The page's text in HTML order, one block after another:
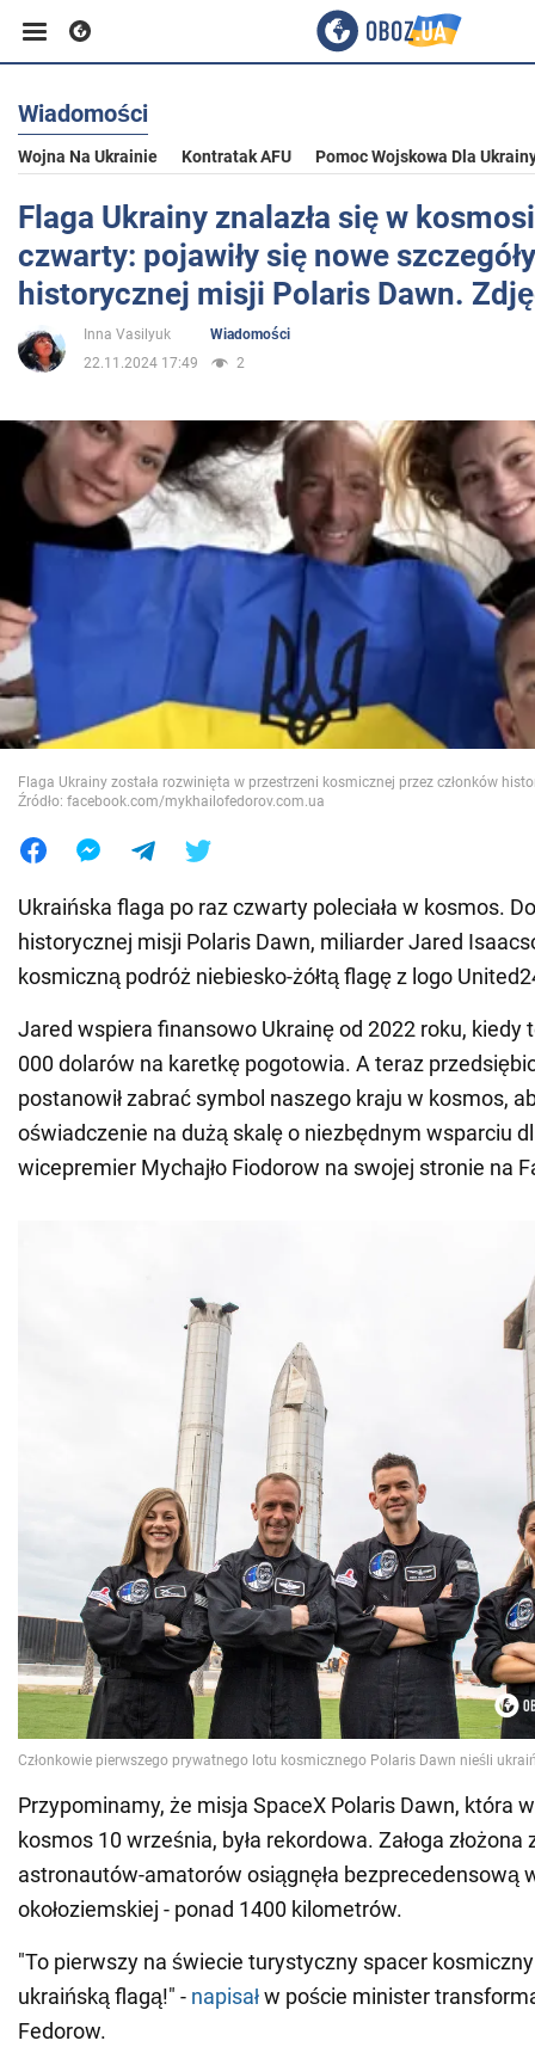
Biznes
Sport
Rozrywka
Życie
Polityka
Społeczeństwo
Wojna na Ukrainie
Świat
Jedzenie
Wiadomości
Wojna Na Ukrainie Kontratak AFU Pomoc Wojskowa Dla
Flaga Ukrainy znalazła się w
czwarty: pojawiły się nowe szczegóły
historycznej misji Polaris Dawn.
Inna Vasilyuk
Wiadomości
22.11.2024 17:49
2
Flaga Ukrainy została rozwinięta w przestrzeni kosmicznej przez członków
Źródło: facebook.com/mykhailofedorov.com.ua
Ukraińska flaga po raz czwarty poleciała w kosmos.
historycznej misji Polaris Dawn, miliarder Jared
kosmiczną podróż niebiesko-żółtą flagę z logo
Jared wspiera finansowo Ukrainę od 2022 roku, kiedy
000 dolarów na karetkę pogotowia. A teraz
postanowił zabrać symbol naszego kraju w kosmos,
oświadczenie na dużą skalę o niezbędnym wsparciu
wicepremier Mychajło Fiodorow na swojej stronie na
Przypominamy, że misja SpaceX Polaris Dawn, która
kosmos 10 września, była rekordowa. Załoga złożona
astronautów-amatorów osiągnęła bezprecedensową
okołoziemskiej - ponad 1400 kilometrów.
"To pierwszy na świecie turystyczny spacer
ukraińską flagą!" - napisałw poście minister
Fedorow.